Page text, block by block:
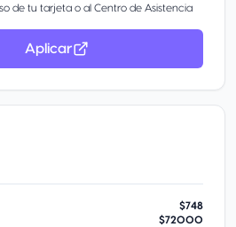
de tu tarjeta o al Centro de Asistencia
ser tarjetahabiente Platinum tienes
de BBVA VISA Concierge. Un asesor te
y compras diarias, llama al +52
gama de seguros gratuitos con los
Tu Tarjeta Platinum BBVA te protege en
en medio de transporte
internacional Platinum.
de equipaje.
Aplicar
$748
$72000